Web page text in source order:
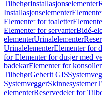
TilbehørInstallasjonselementer
Installasjonselementer
Elementer for toaletter
Elementer for servanterBidé-
elementerUrinalelementer
UrinalelementerElementer for
for Elementer for dusjer med
badekarElementer for konsoller
TilbehørGeberit GIS
SystemveggerSkinnesystemer
elementerReservedeler for